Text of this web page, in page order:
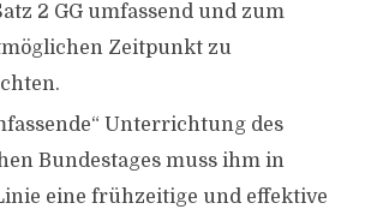
2 GG umfassend und zum
Zeitpunkt zu
Unterrichtung des
Bundestages muss ihm in
eine frühzeitige und effektive